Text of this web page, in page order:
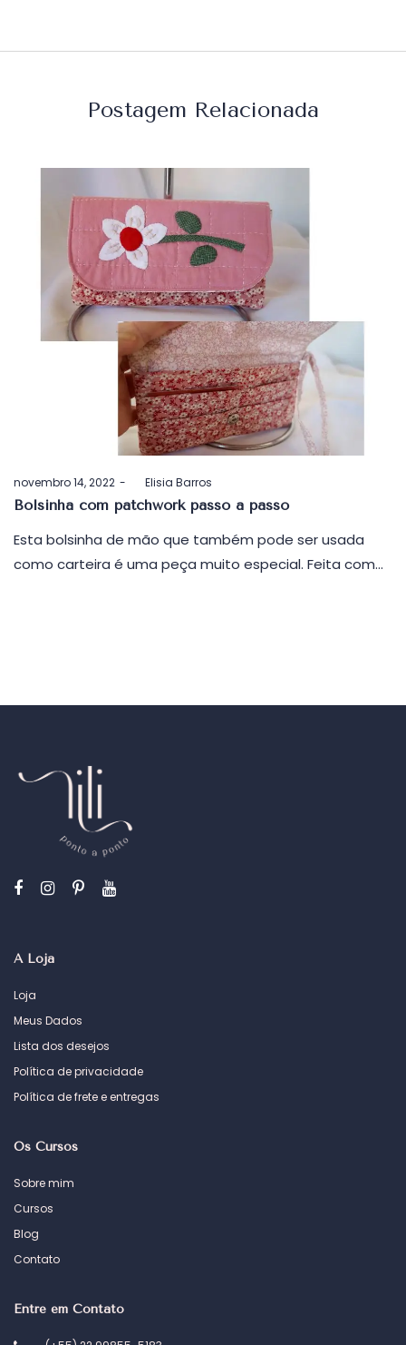
Postagem Relacionada
Postado
em
novembro 14, 2022 byElisia Barros
Bolsinha com patchwork passo a passo
Esta bolsinha de mão que também pode ser usada
como carteira é uma peça muito especial. Feita com…
A Loja
Loja
Meus Dados
Lista dos desejos
Política de privacidade
Política de frete e entregas
Os Cursos
Sobre mim
Cursos
Blog
Contato
Entre em Contato